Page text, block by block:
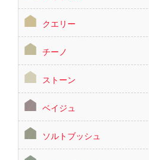
クエリー
チーノ
ストーン
ベイジュ
ソルトブッシュ